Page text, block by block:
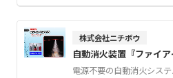
株式会社ニチボウ
自動消火装置『ファイア
電源不要の自動消火シス